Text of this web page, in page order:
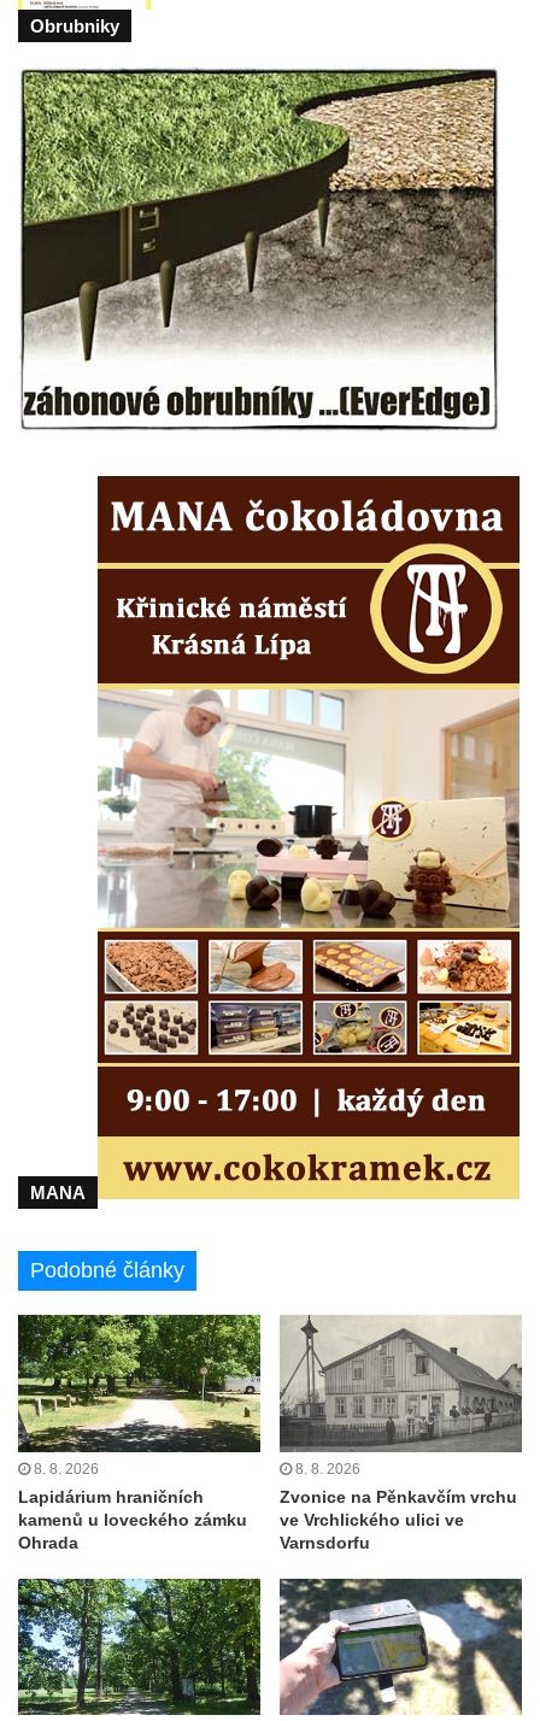
Obrubniky
MANA
Podobné články
8. 8. 2026
Lapidárium hraničních
kamenů u loveckého zámku
Ohrada
8. 8. 2026
Zvonice na Pěnkavčím vrchu
ve Vrchlického ulici ve
Varnsdorfu